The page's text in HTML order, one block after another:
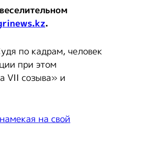
.
по кадрам, человек
при этом
VII созыва» и